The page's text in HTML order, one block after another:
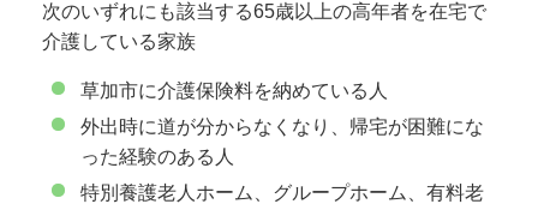
次のいずれにも該当する65歳以上の高年者を在宅で
介護している家族
草加市に介護保険料を納めている人
外出時に道が分からなくなり、帰宅が困難にな
った経験のある人
特別養護老人ホーム、グループホーム、有料老